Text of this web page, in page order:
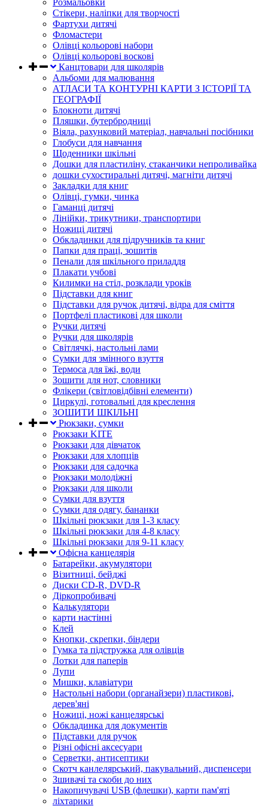
Розмальовки
Стікери, наліпки для творчості
Фартухи дитячі
Фломастери
Олівці кольорові набори
Олівці кольорові воскові
Канцтовари для школярів
Альбоми для малювання
АТЛАСИ ТА КОНТУРНІ КАРТИ З ІСТОРІЇ ТА
ГЕОГРАФІЇ
Блокноти дитячі
Пляшки, бутербродниці
Віяла, рахунковий матеріал, навчальні посібники
Глобуси для навчання
Щоденники шкільні
Дошки для пластиліну, стаканчики непроливайка
дошки сухостиральні дитячі, магніти дитячі
Закладки для книг
Олівці, гумки, чинка
Гаманці дитячі
Лінійки, трикутники, транспортири
Ножиці дитячі
Обкладинки для підручників та книг
Папки для праці, зошитів
Пенали для шкільного приладдя
Плакати учбові
Килимки на стіл, розклади уроків
Підставки для книг
Підставки для ручок дитячі, відра для сміття
Портфелі пластикові для школи
Ручки дитячі
Ручки для школярів
Світлячкі, настольні лами
Сумки для змінного взуття
Термоса для їжі, води
Зошити для нот, словники
Флікери (світловідбівні елементи)
Циркулі, готовальні для креслення
ЗОШИТИ ШКІЛЬНІ
Рюкзаки, сумки
Рюкзаки KITE
Рюкзаки для дівчаток
Рюкзаки для хлопців
Рюкзаки для садочка
Рюкзаки молодіжні
Рюкзаки для школи
Сумки для взуття
Сумки для одягу, бананки
Шкільні рюкзаки для 1-3 класу
Шкільні рюкзаки для 4-8 класу
Шкільні рюкзаки для 9-11 класу
Офісна канцелярія
Батарейки, акумулятори
Візитниці, бейджі
Диски CD-R, DVD-R
Діркопробивачі
Калькулятори
карти настінні
Клей
Кнопки, скрепки, біндери
Гумка та підстружка для олівців
Лотки для паперів
Лупи
Мишки, клавіатури
Настольні набори (органайзери) пластикові,
дерев'яні
Ножиці, ножі канцелярські
Обкладинка для документів
Підставки для ручок
Різні офісні аксесуари
Серветки, антисептики
Скотч канлелярський, пакувальний, диспенсери
Зшивачі та скоби до них
Накопичувачі USB (флешки), карти пам'яті
ліхтарики